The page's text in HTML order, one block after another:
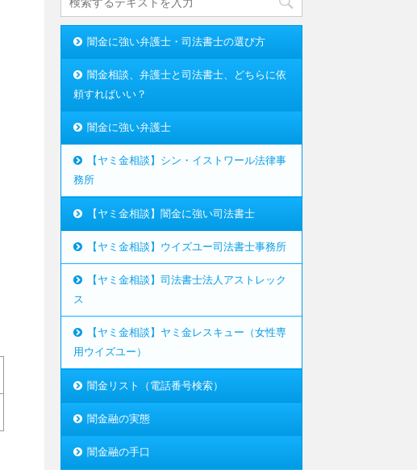
闇金に強い弁護士・司法書士の選び方
闇金相談、弁護士と司法書士、どちらに依
頼すればいい？
闇金に強い弁護士
【ヤミ金相談】シン・イストワール法律事
務所
【ヤミ金相談】闇金に強い司法書士
【ヤミ金相談】ウイズユー司法書士事務所
【ヤミ金相談】司法書士法人アストレック
ス
【ヤミ金相談】ヤミ金レスキュー（女性専
用ウイズユー）
闇金リスト（電話番号検索）
闇金融の実態
闇金融の手口